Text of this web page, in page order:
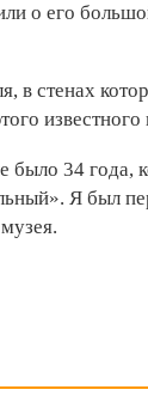
о его
в стенах
известного
было 34 года,
Я был